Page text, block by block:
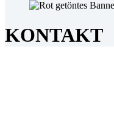
KONTAKT